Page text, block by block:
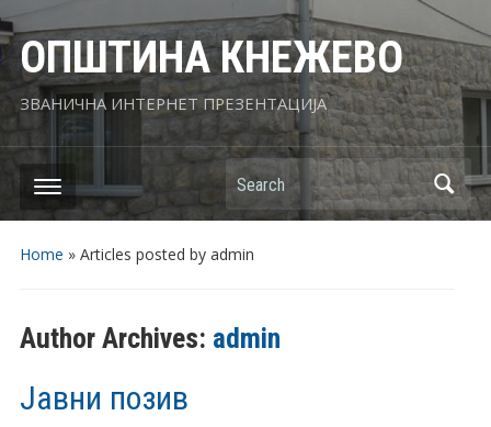
ОПШТИНА КНЕЖЕВО
ЗВАНИЧНА ИНТЕРНЕТ ПРЕЗЕНТАЦИЈА
Search
Home » Articles posted by admin
Author Archives: admin
Јавни позив